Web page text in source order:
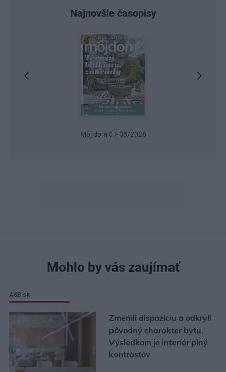
Najnovšie časopisy
Môj dom 07-08/2026
Mohlo by vás zaujímať
ASB.sk
Zmenili dispozíciu a odkryli
pôvodný charakter bytu.
Výsledkom je interiér plný
kontrastov